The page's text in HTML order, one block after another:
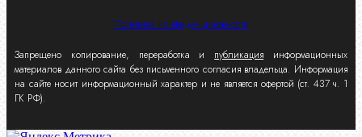
Политика конфиденциальности
Запрещено копирование, переработка и публикация информационных
материалов данного сайта без письменного согласия владельца. Информация
на сайте носит информационный характер и не является офертой (ст. 437 ч. 1
ГК РФ).